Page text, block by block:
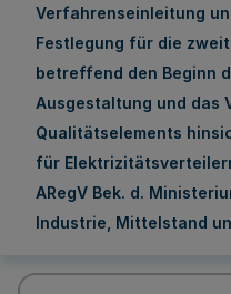
Verfahrenseinleitung
Festlegung für die
betreffend den Beginn
Ausgestaltung und das
Qualitätselements
für
ARegV Bek. d.
Industrie, Mittelstand